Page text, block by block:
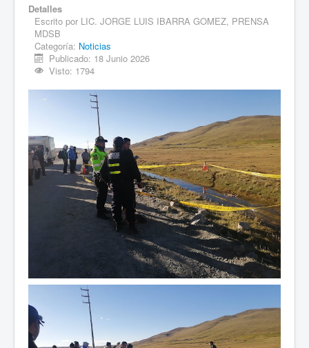
Detalles
Escrito por LIC. JORGE LUIS IBARRA GOMEZ, PRENSA
MDSB
Categoría: Noticias
Publicado: 18 Junio 2026
Visto: 1794